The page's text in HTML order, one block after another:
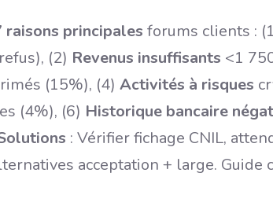
raisons principales forums clients :
(2) Revenus insuffisants <1
(15%), (4) Activités à risques
(4%), (6) Historique bancaire
: Vérifier fichage CNIL,
acceptation + large.